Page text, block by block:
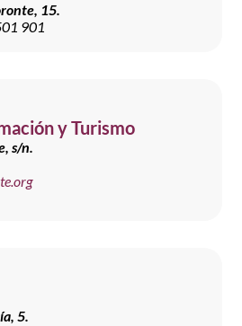
15.
901
y Turismo
s/n.
5.